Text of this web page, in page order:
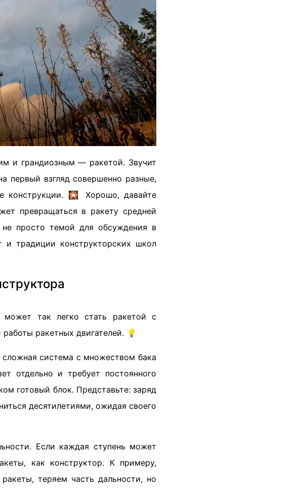
и грандиозным — ракетой. Звучит
первый взгляд совершенно разные,
конструкции. 🎇 Хорошо, давайте
превращаться в ракету средней
просто темой для обсуждения в
традиции конструкторских школ
может так легко стать ракетой с
ракетных двигателей. 💡
система с множеством бака
отдельно и требует постоянного
готовый блок. Представьте: заряд
десятилетиями, ожидая своего
Если каждая ступень может
как конструктор. К примеру,
теряем часть дальности, но